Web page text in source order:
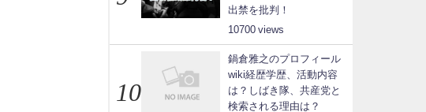
出禁を批判！
10700
鍋倉雅之のプロフィール
wiki経歴学歴、活動内容
は？しばき隊、共産党と
検索される理由は？